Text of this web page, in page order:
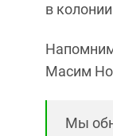
в
Масим
Мы